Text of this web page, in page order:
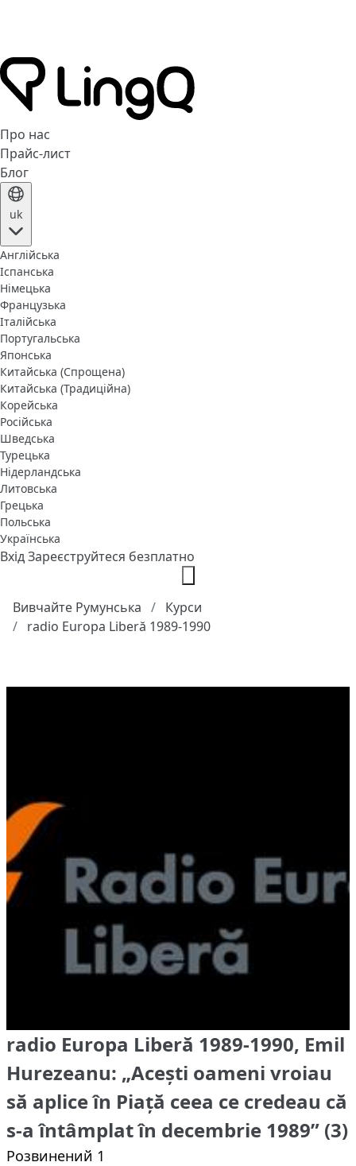
Про нас
Прайс-лист
Блог
uk
Англійська
Іспанська
Німецька
Французька
Італійська
Португальська
Японська
Китайська (Спрощена)
Китайська (Традиційна)
Корейська
Російська
Шведська
Турецька
Нідерландська
Литовська
Грецька
Польська
Українська
ВхідЗареєструйтеся безплатно
Вивчайте Румунська
Курси
radio Europa Liberă 1989-1990
radio Europa Liberă 1989-1990, Emil
Hurezeanu: „Acești oameni vroiau
să aplice în Piață ceea ce credeau că
s-a întâmplat în decembrie 1989” (3)
Розвинений 1